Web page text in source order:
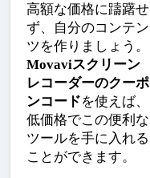
高額な価格に躊躇せ
ず、自分のコンテン
ツを作りましょう。
Movaviスクリーン
レコーダーのクーポ
ンコードを使えば、
低価格でこの便利な
ツールを手に入れる
ことができます。